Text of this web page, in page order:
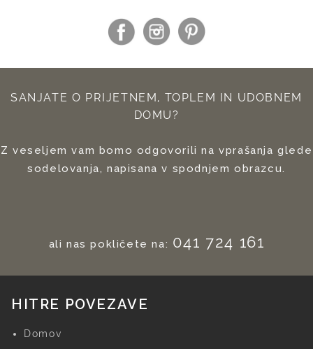
SANJATE O PRIJETNEM, TOPLEM IN UDOBNEM
DOMU?
Z veseljem vam bomo odgovorili na vprašanja glede
sodelovanja, napisana v spodnjem obrazcu.
ali nas pokličete na: 041 724 161
HITRE POVEZAVE
Domov